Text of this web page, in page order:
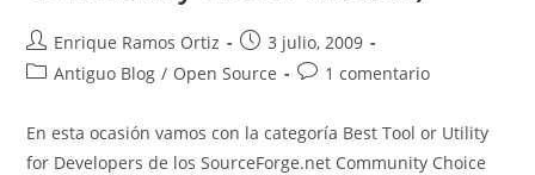
Autor
de
Enrique Ramos Ortiz
Publicación
de
3 julio, 2009
Categoría
la
entrada:
Antiguo Blog / Open Source
Comentarios
entrada:
1 comentario
En esta ocasión vamos con la categoría Best Tool or Utility
for Developers de los SourceForge.net Community Choice